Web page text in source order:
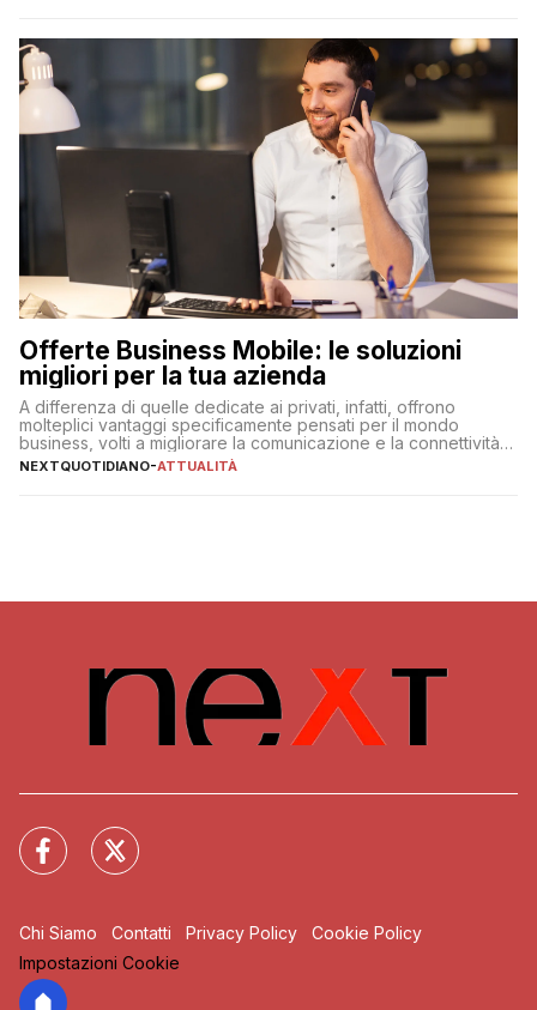
Offerte Business Mobile: le soluzioni
migliori per la tua azienda
A differenza di quelle dedicate ai privati, infatti, offrono
molteplici vantaggi specificamente pensati per il mondo
business, volti a migliorare la comunicazione e la connettività
degli utenti
NEXTQUOTIDIANO-ATTUALITÀ
Chi Siamo Contatti Privacy Policy
Cookie Policy
Impostazioni Cookie